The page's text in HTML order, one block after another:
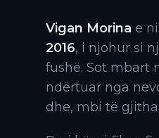
Vigan Morina e
2016, i njohur si
fushë. Sot mbart
ndërtuar nga
dhe, mbi të